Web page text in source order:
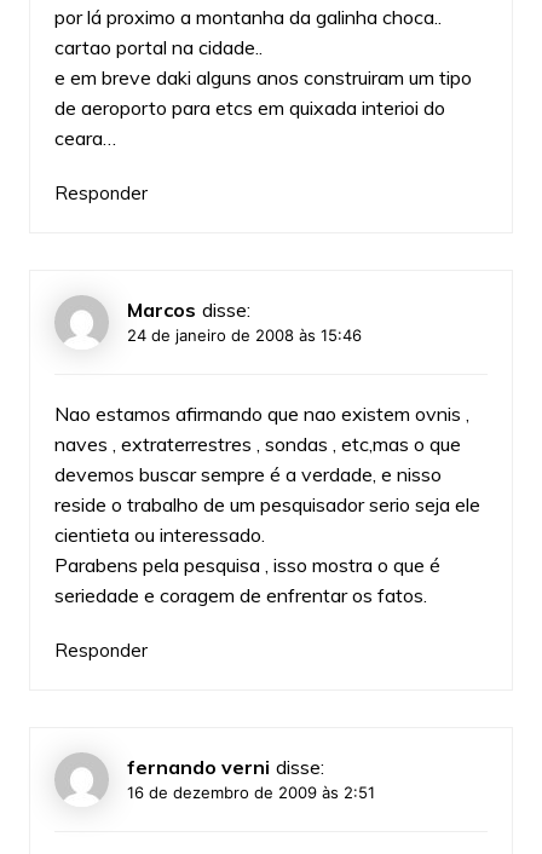
por lá proximo a montanha da galinha choca..
cartao portal na cidade..
e em breve daki alguns anos construiram um tipo
de aeroporto para etcs em quixada interioi do
ceara…
Responder
Marcos disse:
24 de janeiro de 2008 às 15:46
Nao estamos afirmando que nao existem ovnis ,
naves , extraterrestres , sondas , etc,mas o que
devemos buscar sempre é a verdade, e nisso
reside o trabalho de um pesquisador serio seja ele
cientieta ou interessado.
Parabens pela pesquisa , isso mostra o que é
seriedade e coragem de enfrentar os fatos.
Responder
fernando verni disse:
16 de dezembro de 2009 às 2:51